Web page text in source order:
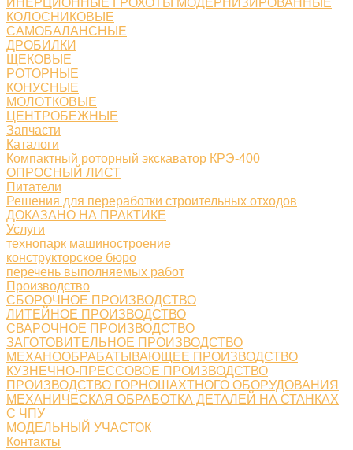
ИНЕРЦИОННЫЕ ГРОХОТЫ МОДЕРНИЗИРОВАННЫЕ
КОЛОСНИКОВЫЕ
САМОБАЛАНСНЫЕ
ДРОБИЛКИ
ЩЕКОВЫЕ
РОТОРНЫЕ
КОНУСНЫЕ
МОЛОТКОВЫЕ
ЦЕНТРОБЕЖНЫЕ
Запчасти
Каталоги
Компактный роторный экскаватор КРЭ-400
ОПРОСНЫЙ ЛИСТ
Питатели
Решения для переработки строительных отходов
ДОКАЗАНО НА ПРАКТИКЕ
Услуги
технопарк машиностроение
конструкторское бюро
перечень выполняемых работ
Производство
СБОРОЧНОЕ ПРОИЗВОДСТВО
ЛИТЕЙНОЕ ПРОИЗВОДСТВО
СВАРОЧНОЕ ПРОИЗВОДСТВО
ЗАГОТОВИТЕЛЬНОЕ ПРОИЗВОДСТВО
МЕХАНООБРАБАТЫВАЮЩЕЕ ПРОИЗВОДСТВО
КУЗНЕЧНО-ПРЕССОВОЕ ПРОИЗВОДСТВО
ПРОИЗВОДСТВО ГОРНОШАХТНОГО ОБОРУДОВАНИЯ
МЕХАНИЧЕСКАЯ ОБРАБОТКА ДЕТАЛЕЙ НА СТАНКАХ
С ЧПУ
МОДЕЛЬНЫЙ УЧАСТОК
Контакты